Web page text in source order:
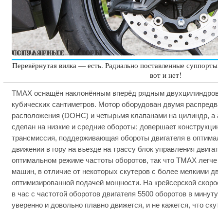
Перевёрнутая вилка — есть. Радиально поставленные
вот и нет!
TMAX оснащён наклонённым вперёд рядным
кубических сантиметров. Мотор оборудован двумя
расположения (DOHC) и четырьмя клапанами на цилиндр, а
сделан на низкие и средние обороты; довершает
трансмиссия, поддерживающая обороты двигателя в
движении в гору на въезде на трассу блок управления
оптимальном режиме частоты оборотов, так что TMAX
машин, в отличие от некоторых скутеров с более мелкими
оптимизированной подачей мощности. На крейсерской
в час с частотой оборотов двигателя 5500 оборотов в
уверенно и довольно плавно движется, и не кажется, что